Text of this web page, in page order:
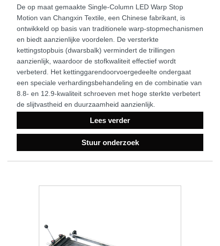
De op maat gemaakte Single-Column LED Warp Stop
Motion van Changxin Textile, een Chinese fabrikant, is
ontwikkeld op basis van traditionele warp-stopmechanismen
en biedt aanzienlijke voordelen. De versterkte
kettingstopbuis (dwarsbalk) vermindert de trillingen
aanzienlijk, waardoor de stofkwaliteit effectief wordt
verbeterd. Het kettinggarendoorvoergedeelte ondergaat
een speciale verhardingsbehandeling en de combinatie van
8.8- en 12.9-kwaliteit schroeven met hoge sterkte verbetert
de slijtvastheid en duurzaamheid aanzienlijk.
Lees verder
Stuur onderzoek